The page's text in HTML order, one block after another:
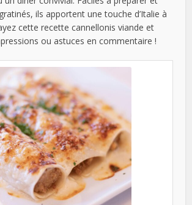
ils apportent une touche d’Italie à
cette recette cannellonis viande et
ou astuces en commentaire !